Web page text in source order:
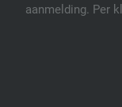
aanmelding. Per